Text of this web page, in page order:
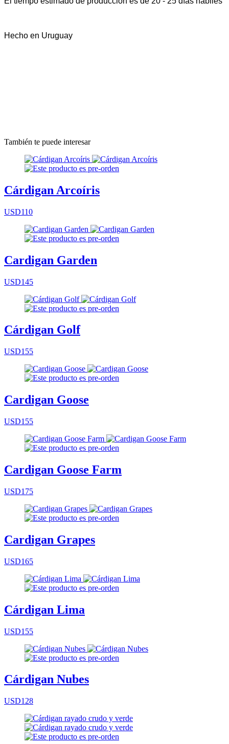
Hecho en Uruguay
También te puede interesar
Cárdigan Arcoíris
USD110
Cardigan Garden
USD145
Cárdigan Golf
USD155
Cardigan Goose
USD155
Cardigan Goose Farm
USD175
Cardigan Grapes
USD165
Cárdigan Lima
USD155
Cárdigan Nubes
USD128